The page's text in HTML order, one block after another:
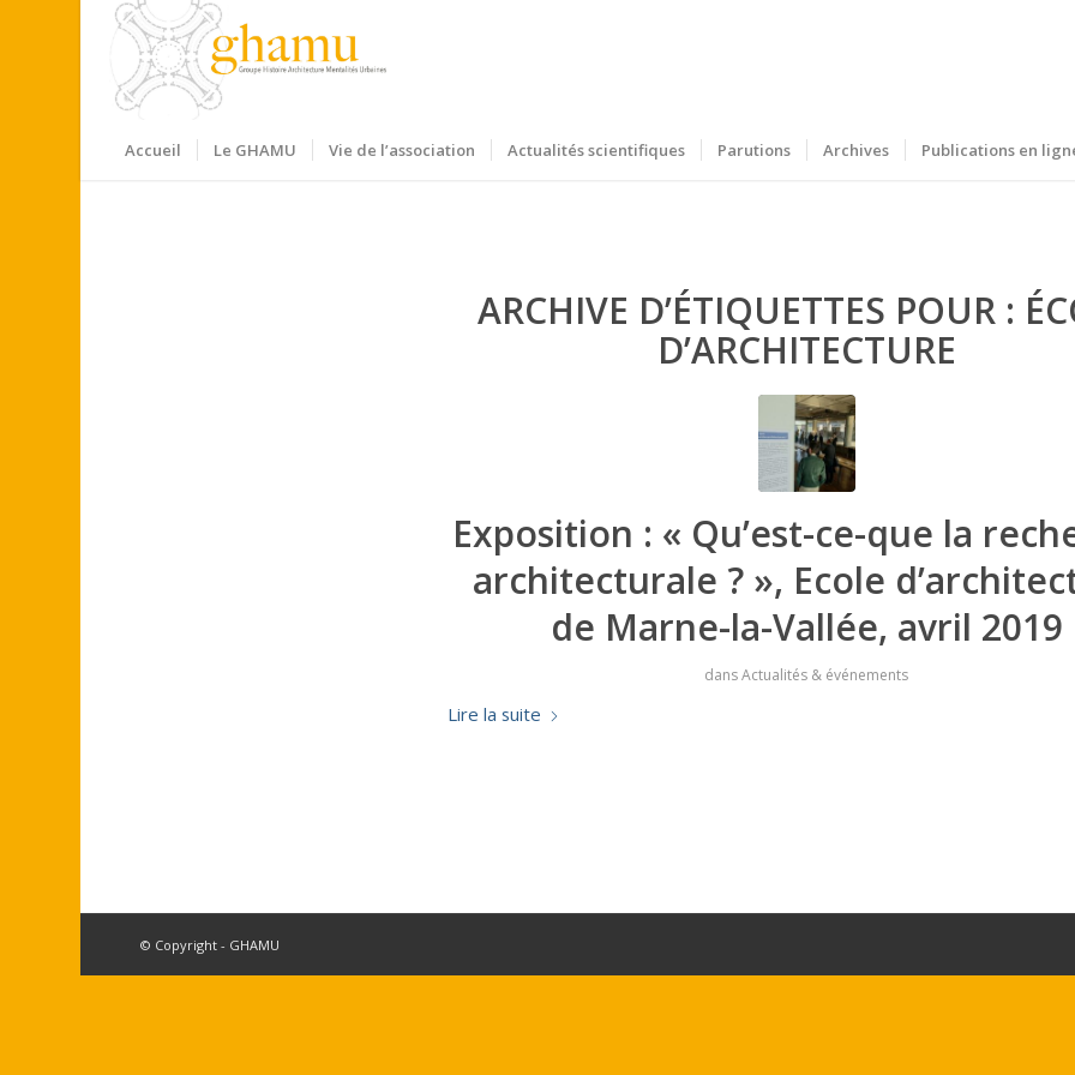
Accueil Le GHAMU Vie de l’association Actualités scientifiques Parutions Archives Publications en
ARCHIVE D’ÉTIQUETTES POUR :
D’ARCHITECTURE
Exposition : « Qu’est-ce-que la
architecturale ? », Ecole
de Marne-la-Vallée, avril 2019
dansActualités & événements
Lire la suite
© Copyright - GHAMU